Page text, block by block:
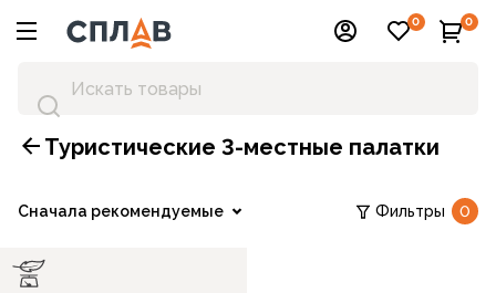
0 0
Туристические 3-местные палатки
Сначала рекомендуемые Фильтры 0